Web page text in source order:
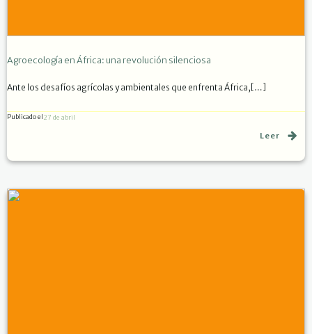
Agroecología en África: una revolución silenciosa
Ante los desafíos agrícolas y ambientales que enfrenta África,[…]
Publicado el27 de abril
Leer